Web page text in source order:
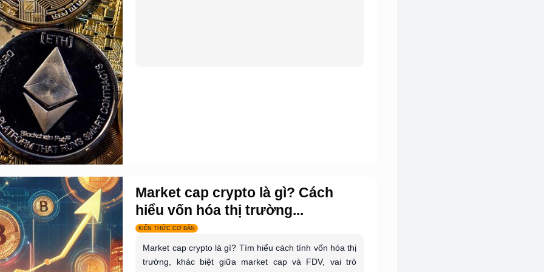
Market cap crypto là gì? Cách
hiểu vốn hóa thị trường...
KIẾN THỨC CƠ BẢN
Market cap crypto là gì? Tìm hiểu cách tính vốn hóa thị
trường, khác biệt giữa market cap và FDV, vai trò